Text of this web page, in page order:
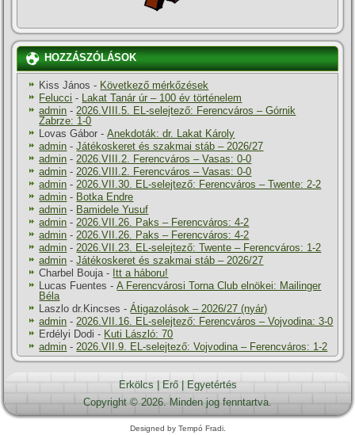
HOZZÁSZÓLÁSOK
Kiss János - Következő mérkőzések
Felucci - Lakat Tanár úr – 100 év történelem
admin - 2026.VIII.5. EL-selejtező: Ferencváros – Górnik
Zabrze: 1-0
Lovas Gábor -Anekdoták: dr. Lakat Károly
admin -Játékoskeret és szakmai stáb – 2026/27
admin - 2026.VIII.2. Ferencváros – Vasas: 0-0
admin - 2026.VIII.2. Ferencváros – Vasas: 0-0
admin - 2026.VII.30. EL-selejtező: Ferencváros – Twente: 2-2
admin - Botka Endre
admin - Bamidele Yusuf
admin - 2026.VII.26. Paks – Ferencváros: 4-2
admin - 2026.VII.26. Paks – Ferencváros: 4-2
admin - 2026.VII.23. EL-selejtező: Twente – Ferencváros: 1-2
admin -Játékoskeret és szakmai stáb – 2026/27
Charbel Bouja - Itt a háboru!
Lucas Fuentes -A Ferencvárosi Torna Club elnökei: Mailinger
Béla
Laszlo dr.Kincses -Átigazolások – 2026/27 (nyár)
admin - 2026.VII.16. EL-selejtező: Ferencváros – Vojvodina: 3-0
Erdélyi Dodi - Kuti László: 70
admin - 2026.VII.9. EL-selejtező: Vojvodina – Ferencváros: 1-2
Erkölcs Erő|
Egyetértés
Copyright © 2026. Minden jog fenntartva.
Designed by Tempó Fradi.